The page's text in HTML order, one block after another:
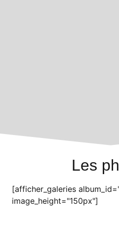
Les
[afficher_galeries
image_height="150px"]